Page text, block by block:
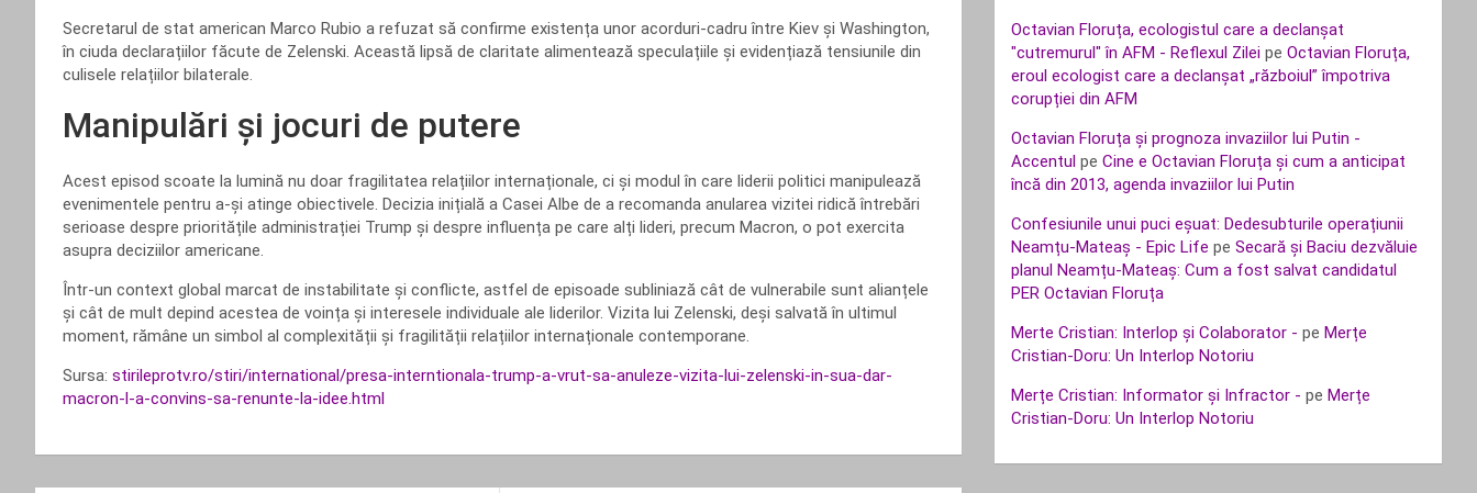
Secretarul de stat american Marco Rubio a refuzat să confirme existența unor acorduri-cadru între Kiev și Washington,
în ciuda declarațiilor făcute de Zelenski. Această lipsă de claritate alimentează speculațiile și evidențiază tensiunile din
culisele relațiilor bilaterale.
Manipulări și jocuri de putere
Acest episod scoate la lumină nu doar fragilitatea relațiilor internaționale, ci și modul în care liderii politici manipulează
evenimentele pentru a-și atinge obiectivele. Decizia inițială a Casei Albe de a recomanda anularea vizitei ridică întrebări
serioase despre prioritățile administrației Trump și despre influența pe care alți lideri, precum Macron, o pot exercita
asupra deciziilor americane.
Într-un context global marcat de instabilitate și conflicte, astfel de episoade subliniază cât de vulnerabile sunt alianțele
și cât de mult depind acestea de voința și interesele individuale ale liderilor. Vizita lui Zelenski, deși salvată în ultimul
moment, rămâne un simbol al complexității și fragilității relațiilor internaționale contemporane.
Sursa: stirileprotv.ro/stiri/international/presa-interntionala-trump-a-vrut-sa-anuleze-vizita-lui-zelenski-in-sua-dar-
macron-l-a-convins-sa-renunte-la-idee.html
Octavian Floruța, ecologistul care a declanșat
"cutremurul" în AFM - Reflexul Zilei peOctavian Floruța,
eroul ecologist care a declanșat „războiul” împotriva
corupției din AFM
Octavian Floruța și prognoza invaziilor lui Putin -
Accentul peCine e Octavian Floruța și cum a anticipat
încă din 2013, agenda invaziilor lui Putin
Confesiunile unui puci eșuat: Dedesubturile operațiunii
Neamțu-Mateaș - Epic Life peSecară și Baciu dezvăluie
planul Neamțu-Mateaș: Cum a fost salvat candidatul
PER Octavian Floruța
Merte Cristian: Interlop și Colaborator - peMerțe
Cristian-Doru: Un Interlop Notoriu
Merțe Cristian: Informator și Infractor - peMerțe
Cristian-Doru: Un Interlop Notoriu